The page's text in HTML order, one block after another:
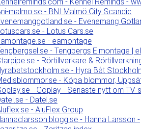
malmo.se - BNI Malmö City Scandic
- Evenemang
- Lotus Cars.se
- eamontage
- Tengbergs Elmontage |
- Rörtillverkare &
- Hyra Båt
- Köpa blommor,
- Goplay - Senaste nytt om
- Datel.se
- AluFlex Group
- Hanna Larsson -